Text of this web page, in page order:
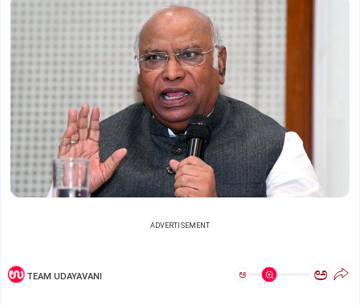
ADVERTISEMENT
TEAM UDAYAVANI ಅ ಅ